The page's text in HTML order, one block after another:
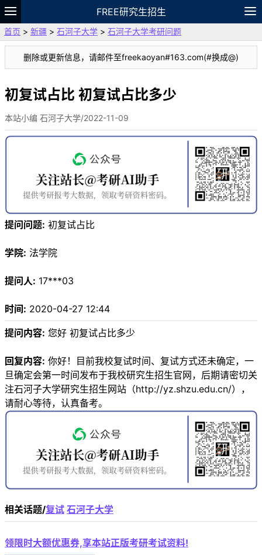
FREE研究生招生
题库
故事 专题 APP 笔记
VIP
资料
首页 > 新疆 > 石河子大学 > 石河子大学考研问题
删除或更新信息，请邮件至freekaoyan#163.com(#换成@)
初复试占比 初复试占比多少
本站小编 石河子大学/2022-11-09
提问问题: 初复试占比
学院: 法学院
提问人: 17***03
时间: 2020-04-27 12:44
提问内容: 您好 初复试占比多少
回复内容: 你好！目前我校复试时间、复试方式还未确定，一
旦确定会第一时间发布于我校研究生招生官网，后期请密切关
注石河子大学研究生招生网站（http://yz.shzu.edu.cn/），
请耐心等待，认真备考。
相关话题/复试 石河子大学
领限时大额优惠券,享本站正版考研考试资料!